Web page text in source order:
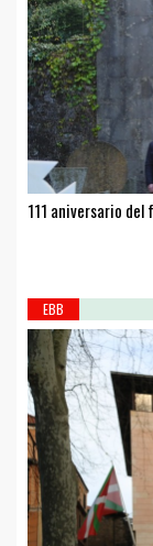
111 aniversario
EBB